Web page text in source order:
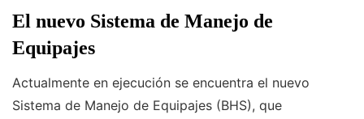
El nuevo Sistema de Manejo de
Equipajes
Actualmente en ejecución se encuentra el nuevo
Sistema de Manejo de Equipajes (BHS), que